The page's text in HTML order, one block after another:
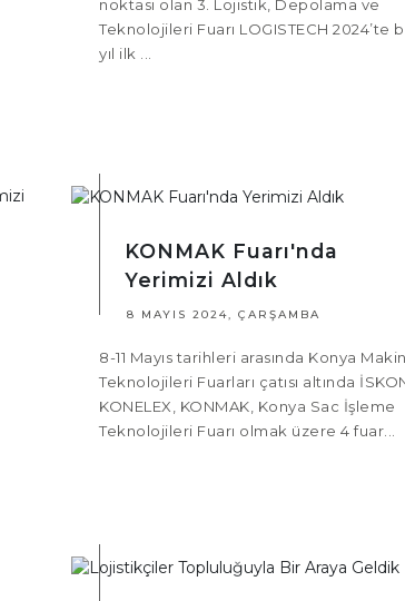
noktası olan 3. Lojistik, Depolama ve
Teknolojileri Fuarı LOGISTECH 2024’te
yıl ilk ...
KONMAK Fuarı'nda
Yerimizi Aldık
8 MAYIS 2024, ÇARŞAMBA
8-11 Mayıs tarihleri arasında Konya
Teknolojileri Fuarları çatısı altında
KONELEX, KONMAK, Konya Sac İşleme
Teknolojileri Fuarı olmak üzere 4 fuar...